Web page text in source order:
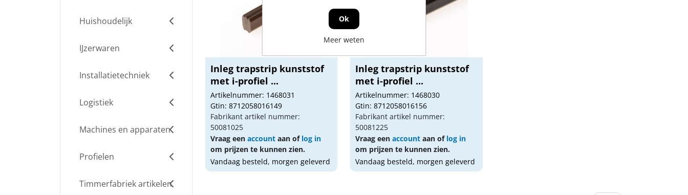
Huishoudelijk
IJzerwaren
Installatietechniek
Logistiek
Machines en apparaten
Profielen
Timmerfabriek artikelen
Inleg trapstrip kunststof
met i-profiel ...
Artikelnummer: 1468031
Gtin: 8712058016149
Fabrikant artikel nummer:
50081025
Vraag een accountaan of log in
om prijzen te kunnen zien.
Vandaag besteld, morgen geleverd
Inleg trapstrip kunststof
met i-profiel ...
Artikelnummer: 1468030
Gtin: 8712058016156
Fabrikant artikel nummer:
50081225
Vraag eenaccount aan of log in
om prijzen te kunnen zien.
Vandaag besteld, morgen geleverd
Ok
Meer weten